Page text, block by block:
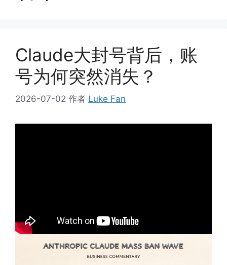
Claude大封号背后，账
号为何突然消失？
2026-07-02 作者 Luke Fan